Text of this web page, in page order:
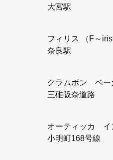
大宮駅
フィリス （F～
奈良駅
クラムボン ベー
三碓阪奈道路
オーティッカ イ
小明町168号線